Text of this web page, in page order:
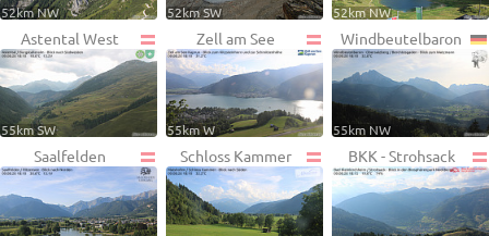
52km NW 52km SW 52km NW
Astental West
55km SW
Zell am See
55km W
Windbeutelbaron
55km NW
Saalfelden Schloss Kammer BKK - Strohsack